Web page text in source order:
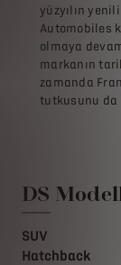
yüzyılın
Automobiles
olmaya
markanın
zamanda
tutkusunu da
DS
SUV
Hatchback